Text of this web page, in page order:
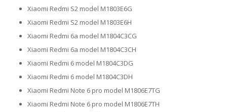
Xiaomi Redmi S2 model M1803E6G
Xiaomi Redmi S2 model M1803E6H
Xiaomi Redmi 6a model M1804C3CG
Xiaomi Redmi 6a model M1804C3CH
Xiaomi Redmi 6 model M1804C3DG
Xiaomi Redmi 6 model M1804C3DH
Xiaomi Redmi Note 6 pro model M1806E7TG
Xiaomi Redmi Note 6 pro model M1806E7TH